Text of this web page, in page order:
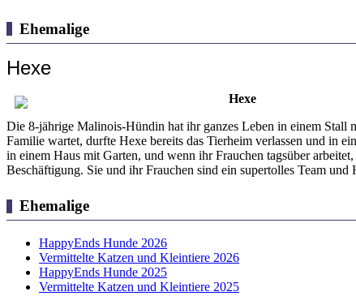
Ehemalige
Hexe
Hexe
Die 8-jährige Malinois-Hündin hat ihr ganzes Leben in einem Stall
Familie wartet, durfte Hexe bereits das Tierheim verlassen und in
in einem Haus mit Garten, und wenn ihr Frauchen tagsüber
Beschäftigung. Sie und ihr Frauchen sind ein supertolles Team
Ehemalige
HappyEnds Hunde 2026
Vermittelte Katzen und Kleintiere 2026
HappyEnds Hunde 2025
Vermittelte Katzen und Kleintiere 2025